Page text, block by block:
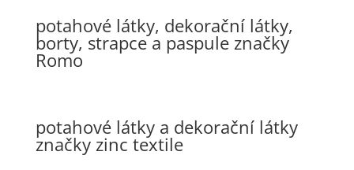
potahové látky, dekorační látky,
borty, strapce a paspule značky
Romo
potahové látky a dekorační látky
značky zinc textile